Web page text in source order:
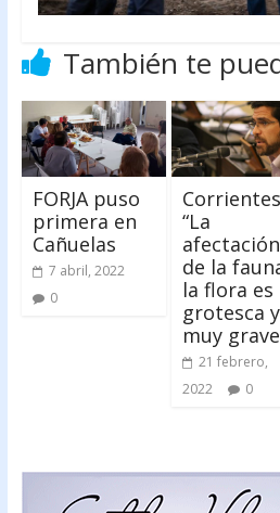
También te
FORJA puso
primera en
Cañuelas
7 abril, 2022
0
“La
afectación
de la
la flora es
grotesca y
muy
21 febrero,
2022
0